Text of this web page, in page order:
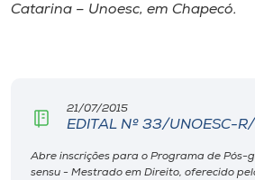
Cultura
Biblioteca
Editora
Catarina – Unoesc, em Chapecó.
21/07/2015
EDITAL Nº 33/UNOESC-
Abre inscrições para o Programa de Pós-
sensu - Mestrado em Direito, oferecido